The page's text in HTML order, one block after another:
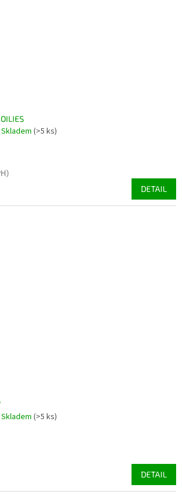
Skladem (>5 ks)
DETAIL
Skladem (>5 ks)
DETAIL